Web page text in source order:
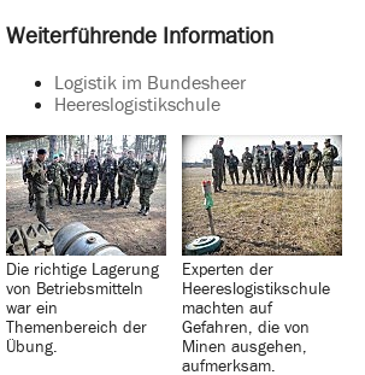
Weiterführende Information
Logistik im Bundesheer
Heereslogistikschule
Die richtige Lagerung
von Betriebsmitteln
war ein
Themenbereich der
Übung.
Experten der
Heereslogistikschule
machten auf
Gefahren, die von
Minen ausgehen,
aufmerksam.